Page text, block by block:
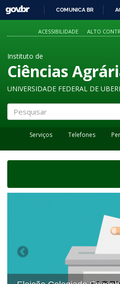
PARA
O
GOVBR
COMUNICA BR
ACESSIBILIDADE ALTO
Instituto de
Ciências
UNIVERSIDADE FEDERAL DE
Serviços Telefones